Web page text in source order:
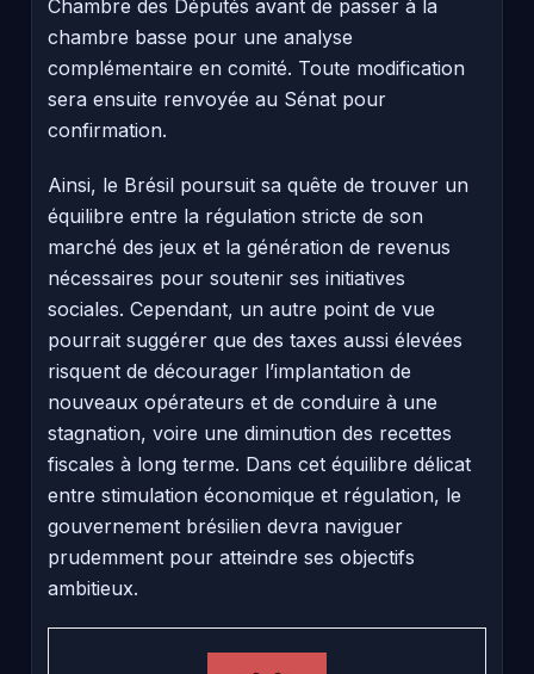
Chambre des Députés avant de passer à la
chambre basse pour une analyse
complémentaire en comité. Toute modification
sera ensuite renvoyée au Sénat pour
confirmation.
Ainsi, le Brésil poursuit sa quête de trouver un
équilibre entre la régulation stricte de son
marché des jeux et la génération de revenus
nécessaires pour soutenir ses initiatives
sociales. Cependant, un autre point de vue
pourrait suggérer que des taxes aussi élevées
risquent de décourager l’implantation de
nouveaux opérateurs et de conduire à une
stagnation, voire une diminution des recettes
fiscales à long terme. Dans cet équilibre délicat
entre stimulation économique et régulation, le
gouvernement brésilien devra naviguer
prudemment pour atteindre ses objectifs
ambitieux.